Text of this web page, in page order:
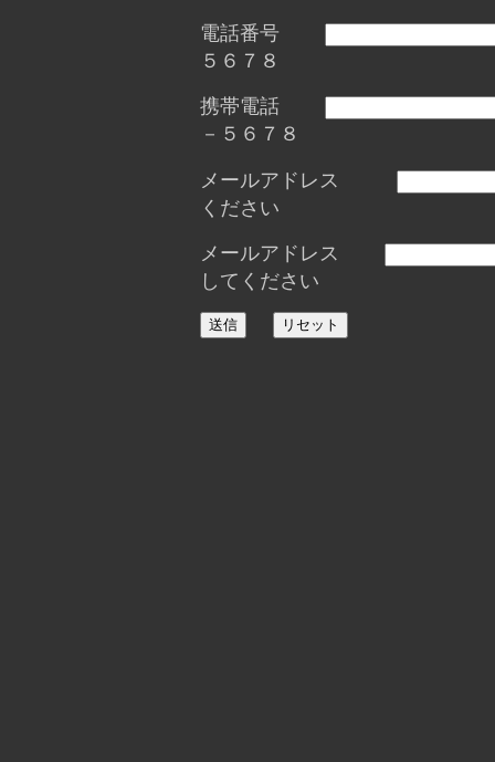
電話番号
５６７８
携帯電話
－５６７８
メールアドレス
ください
メールアドレス
してください